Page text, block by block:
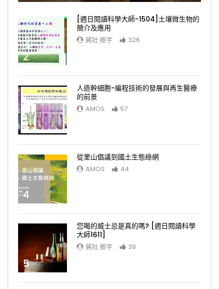
2
[週日閱讀科學大師-1504]土壤微生物的
簡介及應用
蔣壯 振宇 326
3
人造幹細胞-編程技術的發展與再生醫療
的前景
AMOS 57
4
從里山倡議到國土生態綠網
AMOS 44
5
您喝的威士忌是真的嗎? [週日閱讀科學
大師1611]
蔣壯 振宇 39